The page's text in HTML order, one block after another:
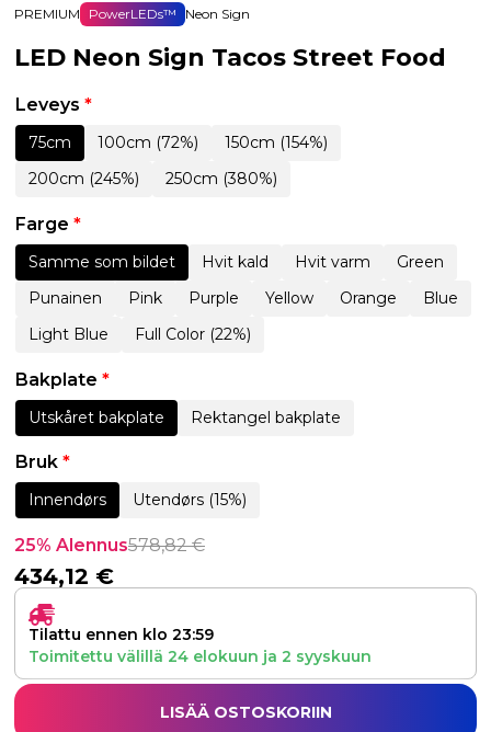
PREMIUM PowerLEDs™ Neon Sign
LED Neon Sign Tacos Street Food
Leveys *
75cm 100cm (72%)
150cm (154%)
200cm (245%)
250cm (380%)
Farge *
Samme som bildet Hvit kald Hvit varm
Green
Punainen
Pink Purple Yellow Orange
Blue
Light Blue
Full Color (22%)
Bakplate *
Utskåret bakplate Rektangel bakplate
Bruk *
Innendørs Utendørs (15%)
25% Alennus578,82€
434,12 €
Tilattu ennen klo 23:59
Toimitettu välillä 24 elokuun ja 2 syyskuun
LISÄÄ OSTOSKORIIN